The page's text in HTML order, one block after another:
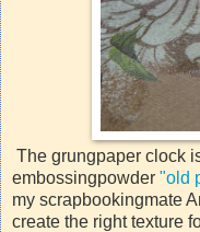
The grungpaper clock
embossingpowder "old
my scrapbookingmate
create the right texture